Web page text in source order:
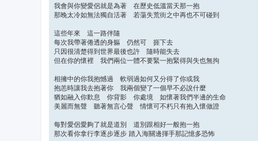
我會與你變愛侶就是為著 在歷史低溫當天那一抱
那晚太冷如無法獨自活著 若蕩失荒街之中再也不可碰到
這些年來 這一路伴隨
每次我帶著倦透的身軀 仍然可 捱下去
只因很清楚得到世界最後也許 隨時能失去
但在你的懷裡 我們兩位一體不要緊一抱緊得與失也無拘
相擁中的你我抱憾過 軟弱過如何又分得了你或我
抱恙時讓我去抱著你 我兩個變了一個早不必說什麼
猶如融入你歎息 你背影 你處境 如懷著我們半邊的生命
美麗而無聲 聽著無言心聲 情懷可不朽只有抱入懷做證
每對愛侶愛夠了就是道別 道別跟相好一般抱一抱
那次看你拿行李逐步逐步 踏入海關邊揮手那記憶多恐怖